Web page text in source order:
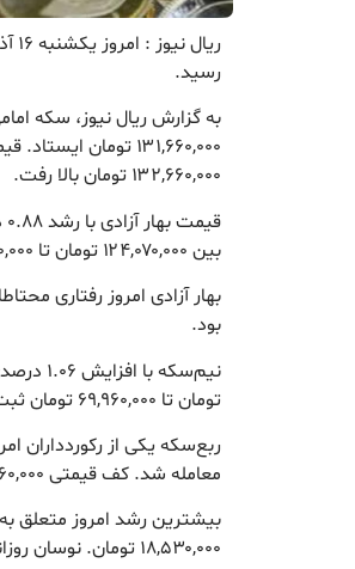
رسید.
۱۳۲,۶۶۰,۰۰۰ تومان بالا رفت.
بین ۱۲۴,۰۷۰,۰۰۰ تومان تا ۱۲۵,۰۳۰,۰۰۰ تومان بود.
بهار آزادی امروز رفتاری
بود.
تومان تا ۶۹,۹۶۰,۰۰۰ تومان ثبت شد.
معامله شد. کف قیمتی ۳۹,۵۶۰,۰۰۰ تومان و سقف ۳۹,۸۲۰,۰۰۰ تومان ثبت شده است.
۱۸,۵۳۰,۰۰۰ تومان. نوسان روزانه بین ۱۸,۲۳۰,۰۰۰ تومان تا ۱۸,۵۳۰,۰۰۰ تومان بود.